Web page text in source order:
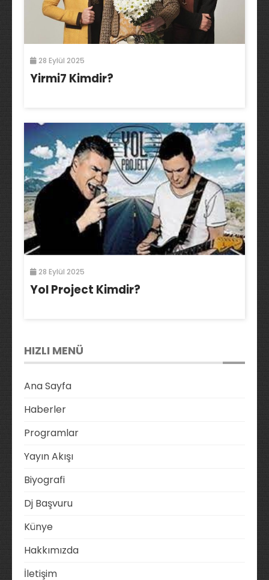
28 Eylül 2025
Yirmi7 Kimdir?
28 Eylül 2025
Yol Project Kimdir?
HIZLI MENÜ
Ana Sayfa
Haberler
Programlar
Yayın Akışı
Biyografi
Dj Başvuru
Künye
Hakkımızda
İletişim